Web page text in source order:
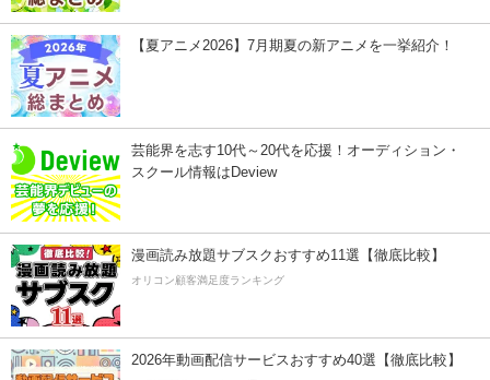
【夏アニメ2026】7月期夏の新アニメを一挙紹介！
芸能界を志す10代～20代を応援！オーディション・
スクール情報はDeview
漫画読み放題サブスクおすすめ11選【徹底比較】
オリコン顧客満足度ランキング
2026年動画配信サービスおすすめ40選【徹底比較】